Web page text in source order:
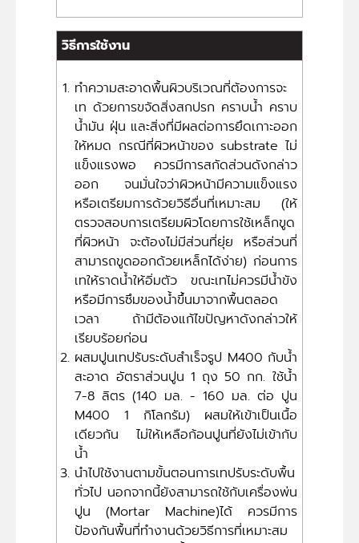
วิธีการใช้งาน
ทำความสะอาดพื้นผิวบริเวณที่ต้องการจะ
เท ด้วยการขจัดสิ่งสกปรก คราบน้ำ คราบ
น้ำมัน ฝุ่น และสิ่งที่มีผลต่อการยึดเกาะออก
ให้หมด กรณีที่ผิวหน้าของ substrate ไม่
แข็งแรงพอ ควรมีการสกัดส่วนดังกล่าว
ออก จนมั่นใจว่าผิวหน้ามีความแข็งแรง
หรือเตรียมการด้วยวิธีอื่นที่เหมาะสม (ให้
ตรวจสอบการเตรียมผิวโดยการใช้เหล็กขูด
ที่ผิวหน้า จะต้องไม่มีส่วนที่ยุ่ย หรือส่วนที่
สามารถขูดออกด้วยเหล็กได้ง่าย) ก่อนการ
เทให้ราดน้ำให้อิ่มตัว ขณะเทไม่ควรมีน้ำขัง
หรือมีการซึมของน้ำขึ้นมาจากพื้นตลอด
เวลา ถ้ามีต้องแก้ไขปัญหาดังกล่าวให้
เรียบร้อยก่อน
ผสมปูนเทปรับระดับสำเร็จรูป M400 กับน้ำ
สะอาด อัตราส่วนปูน 1 ถุง 50 กก. ใช้น้ำ
7-8 ลิตร (140 มล. - 160 มล. ต่อ ปูน
M400 1 กิโลกรัม) ผสมให้เข้าเป็นเนื้อ
เดียวกัน ไม่ให้เหลือก้อนปูนที่ยังไม่เข้ากับ
น้ำ
นำไปใช้งานตามขั้นตอนการเทปรับระดับพื้น
ทั่วไป นอกจากนี้ยังสามารถใช้กับเครื่องพ่น
ปูน (Mortar Machine)ได้ ควรมีการ
ป้องกันพื้นที่ทำงานด้วยวิธีการที่เหมาะสม